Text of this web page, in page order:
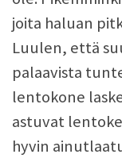
joita haluan
Luulen, että
palaavista
lentokone
astuvat
hyvin